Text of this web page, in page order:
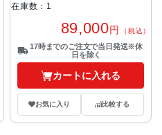
在庫数：1
89,000円 （税込）
17時までのご注文で当日発送※休
日を除く
カートに入れる
お気に入り 比較する